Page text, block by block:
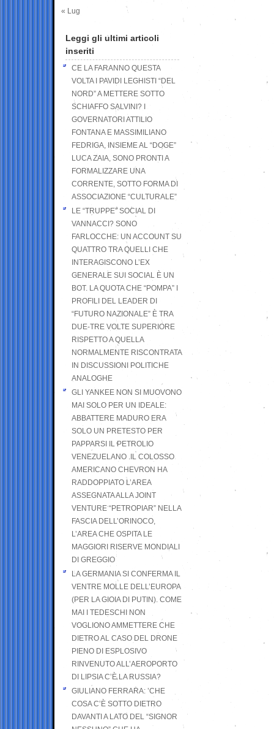
« Lug
Leggi gli ultimi articoli
inseriti
CE LA FARANNO QUESTA
VOLTA I PAVIDI LEGHISTI “DEL
NORD” A METTERE SOTTO
SCHIAFFO SALVINI? I
GOVERNATORI ATTILIO
FONTANA E MASSIMILIANO
FEDRIGA, INSIEME AL “DOGE”
LUCA ZAIA, SONO PRONTI A
FORMALIZZARE UNA
CORRENTE, SOTTO FORMA DI
ASSOCIAZIONE “CULTURALE”
LE “TRUPPE” SOCIAL DI
VANNACCI? SONO
FARLOCCHE: UN ACCOUNT SU
QUATTRO TRA QUELLI CHE
INTERAGISCONO L’EX
GENERALE SUI SOCIAL È UN
BOT. LA QUOTA CHE “POMPA” I
PROFILI DEL LEADER DI
“FUTURO NAZIONALE” È TRA
DUE-TRE VOLTE SUPERIORE
RISPETTO A QUELLA
NORMALMENTE RISCONTRATA
IN DISCUSSIONI POLITICHE
ANALOGHE
GLI YANKEE NON SI MUOVONO
MAI SOLO PER UN IDEALE:
ABBATTERE MADURO ERA
SOLO UN PRETESTO PER
PAPPARSI IL PETROLIO
VENEZUELANO .IL COLOSSO
AMERICANO CHEVRON HA
RADDOPPIATO L’AREA
ASSEGNATA ALLA JOINT
VENTURE “PETROPIAR” NELLA
FASCIA DELL’ORINOCO,
L’AREA CHE OSPITA LE
MAGGIORI RISERVE MONDIALI
DI GREGGIO
LA GERMANIA SI CONFERMA IL
VENTRE MOLLE DELL’EUROPA
(PER LA GIOIA DI PUTIN). COME
MAI I TEDESCHI NON
VOGLIONO AMMETTERE CHE
DIETRO AL CASO DEL DRONE
PIENO DI ESPLOSIVO
RINVENUTO ALL’AEROPORTO
DI LIPSIA C’È LA RUSSIA?
GIULIANO FERRARA: ’CHE
COSA C’È SOTTO DIETRO
DAVANTI A LATO DEL “SIGNOR